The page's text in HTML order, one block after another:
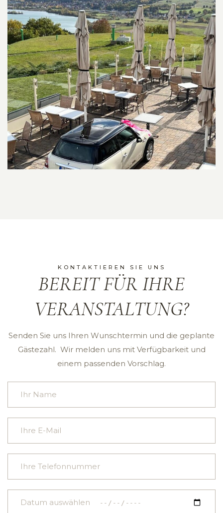
KONTAKTIEREN SIE UNS
BEREIT FÜR IHRE
VERANSTALTUNG?
Senden Sie uns Ihren Wunschtermin und die geplante
Gästezahl. Wir melden uns mit Verfügbarkeit und
einem passenden Vorschlag.
Bitte
lasse
Feld
leer.